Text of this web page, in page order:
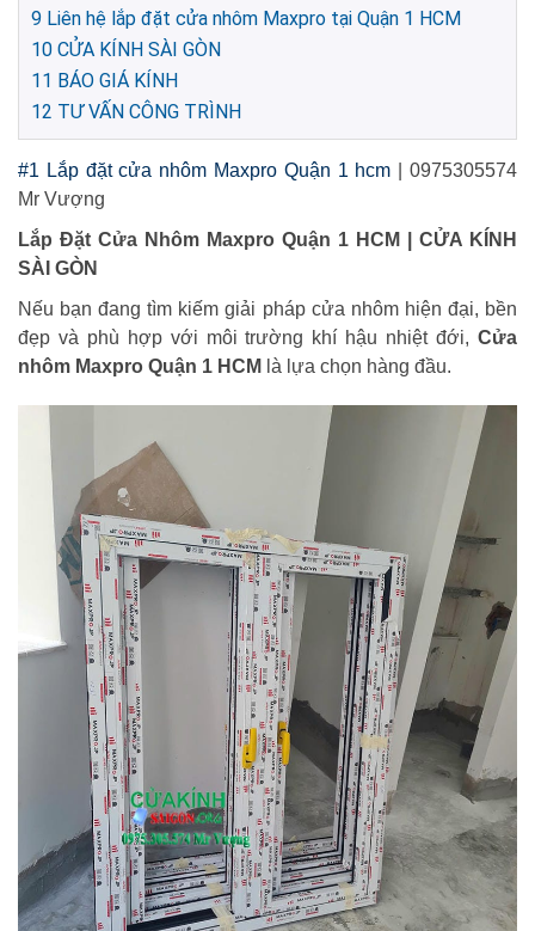
9 Liên hệ lắp đặt cửa nhôm Maxpro tại Quận 1 HCM
10 CỬA KÍNH SÀI GÒN
11 BÁO GIÁ KÍNH
12 TƯ VẤN CÔNG TRÌNH
#1 Lắp đặt cửa nhôm Maxpro Quận 1 hcm
| 0975305574
Mr Vượng
Lắp Đặt Cửa Nhôm Maxpro Quận 1 HCM | CỬA KÍNH
SÀI GÒN
Nếu bạn đang tìm kiếm giải pháp cửa nhôm hiện đại, bền
đẹp và phù hợp với môi trường khí hậu nhiệt đới, Cửa
nhôm Maxpro Quận 1 HCM là lựa chọn hàng đầu.